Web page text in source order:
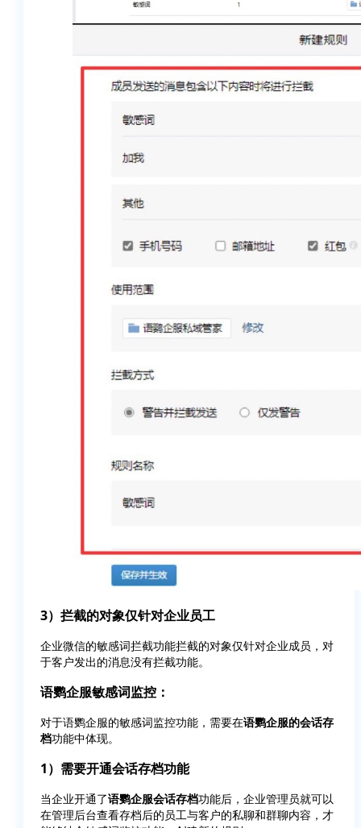
3）拦截的对象仅针对企业员工
企业微信的敏感词拦截功能拦截的对象仅针对企业成员，对
于客户发出的消息没有拦截功能。
语鹦企服敏感词监控：
对于语鹦企服的敏感词监控功能，需要在语鹦企服的会话存
档功能中体现。
1）需要开通会话存档功能
当企业开通了语鹦企服会话存档功能后，企业管理员就可以
在管理后台查看存档后的员工与客户的私聊和群聊内容，才